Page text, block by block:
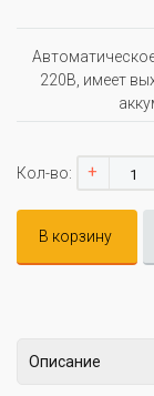
220В, имеет
Кол-во: +
В корзину
Описание